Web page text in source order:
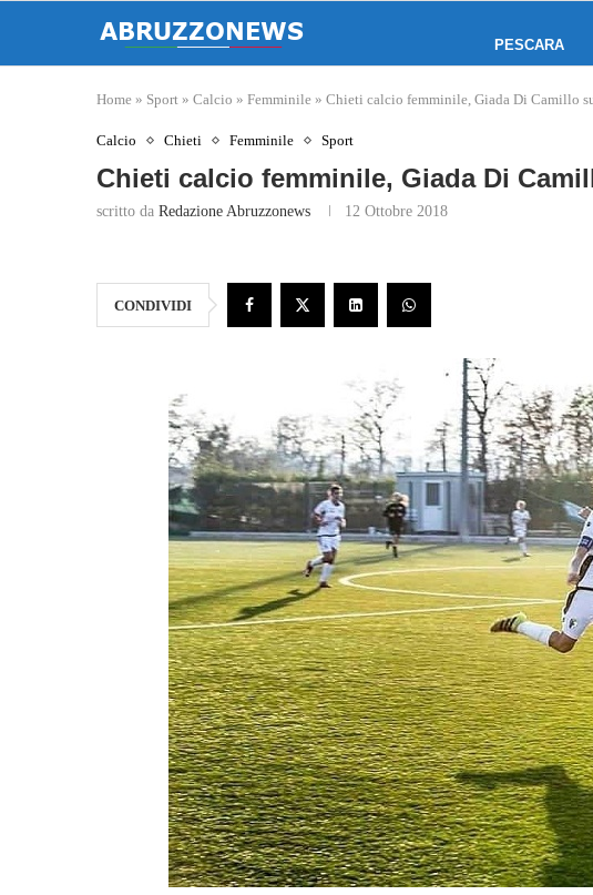
PESCARA
Home » Sport » Calcio » Femminile » Chieti calcio femminile, Giada Di Camillo
Calcio Chieti Femminile Sport
Chieti calcio femminile, Giada Di
scritto da Redazione Abruzzonews 12 Ottobre 2018
CONDIVIDI